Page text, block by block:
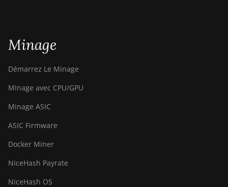
Minage
Démarrez Le Minage
Minage avec CPU/GPU
Minage ASIC
ASIC Firmware
Docker Miner
NiceHash Payrate
NiceHash OS